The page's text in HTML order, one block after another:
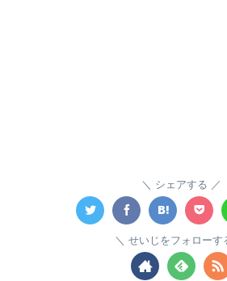
シェアする
せいじをフォローす